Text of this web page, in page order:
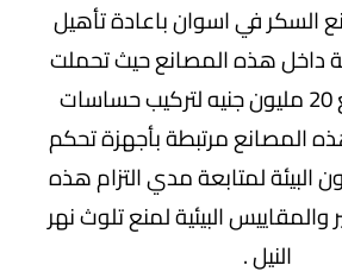
السكر في اسوان باعادة تأهيل
داخل هذه المصانع حيث تحملت
وزارة البيئة مبلغ 20 مليون جنيه لتركيب حساسات
المصانع مرتبطة بأجهزة تحكم
البيئة لمتابعة مدي التزام هذه
والمقاييس البيئية لمنع تلوث نهر
النيل .